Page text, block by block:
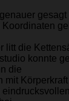
litt die
konnte
die
mit